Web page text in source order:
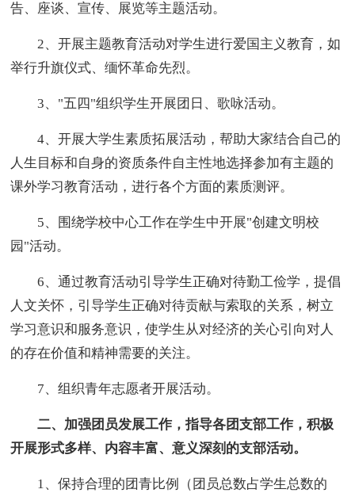
告、座谈、宣传、展览等主题活动。
2、开展主题教育活动对学生进行爱国主义教育，如
举行升旗仪式、缅怀革命先烈。
3、"五四"组织学生开展团日、歌咏活动。
4、开展大学生素质拓展活动，帮助大家结合自己的
人生目标和自身的资质条件自主性地选择参加有主题的
课外学习教育活动，进行各个方面的素质测评。
5、围绕学校中心工作在学生中开展"创建文明校
园"活动。
6、通过教育活动引导学生正确对待勤工俭学，提倡
人文关怀，引导学生正确对待贡献与索取的关系，树立
学习意识和服务意识，使学生从对经济的关心引向对人
的存在价值和精神需要的关注。
7、组织青年志愿者开展活动。
二、加强团员发展工作，指导各团支部工作，积极
开展形式多样、内容丰富、意义深刻的支部活动。
1、保持合理的团青比例（团员总数占学生总数的